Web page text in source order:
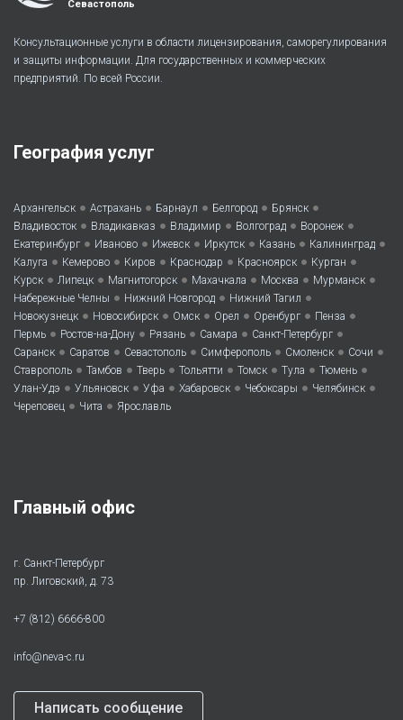
Севастополь
Консультационные услуги в области лицензирования, саморегулирования
и защиты информации. Для государственных и коммерческих
предприятий. По всей России.
География услуг
Архангельск • Астрахань • Барнаул • Белгород • Брянск •
Владивосток • Владикавказ • Владимир • Волгоград • Воронеж •
Екатеринбург • Иваново • Ижевск • Иркутск • Казань • Калининград •
Калуга • Кемерово • Киров • Краснодар • Красноярск • Курган •
Курск • Липецк • Магнитогорск • Махачкала • Москва • Мурманск •
Набережные Челны • Нижний Новгород • Нижний Тагил •
Новокузнецк • Новосибирск • Омск • Орел • Оренбург • Пенза •
Пермь • Ростов-на-Дону • Рязань • Самара • Санкт-Петербург •
Саранск • Саратов • Севастополь • Симферополь • Смоленск • Сочи •
Ставрополь • Тамбов • Тверь • Тольятти • Томск • Тула • Тюмень •
Улан-Удэ • Ульяновск • Уфа • Хабаровск • Чебоксары • Челябинск •
Череповец • Чита • Ярославль
Главный офис
г. Санкт-Петербург
пр. Лиговский, д. 73
+7 (812) 6666-800
info@neva-c.ru
Написать сообщение